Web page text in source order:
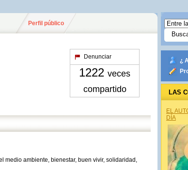
Perfil público
Denunciar
1222 veces
compartido
medio ambiente, bienestar, buen vivir, solidaridad,
¿
LAS
EL
DÍA